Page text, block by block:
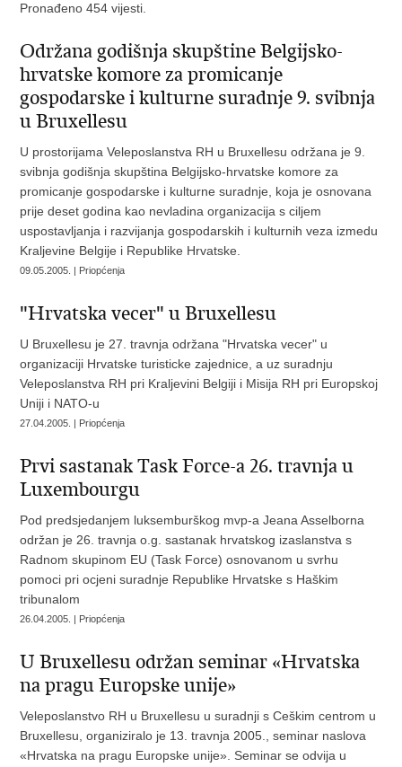
Pronađeno 454 vijesti.
Održana godišnja skupštine Belgijsko-
hrvatske komore za promicanje
gospodarske i kulturne suradnje 9. svibnja
u Bruxellesu
U prostorijama Veleposlanstva RH u Bruxellesu održana je 9.
svibnja godišnja skupština Belgijsko-hrvatske komore za
promicanje gospodarske i kulturne suradnje, koja je osnovana
prije deset godina kao nevladina organizacija s ciljem
uspostavljanja i razvijanja gospodarskih i kulturnih veza izmedu
Kraljevine Belgije i Republike Hrvatske.
09.05.2005. | Priopćenja
"Hrvatska vecer" u Bruxellesu
U Bruxellesu je 27. travnja održana "Hrvatska vecer" u
organizaciji Hrvatske turisticke zajednice, a uz suradnju
Veleposlanstva RH pri Kraljevini Belgiji i Misija RH pri Europskoj
Uniji i NATO-u
27.04.2005. | Priopćenja
Prvi sastanak Task Force-a 26. travnja u
Luxembourgu
Pod predsjedanjem luksemburškog mvp-a Jeana Asselborna
održan je 26. travnja o.g. sastanak hrvatskog izaslanstva s
Radnom skupinom EU (Task Force) osnovanom u svrhu
pomoci pri ocjeni suradnje Republike Hrvatske s Haškim
tribunalom
26.04.2005. | Priopćenja
U Bruxellesu održan seminar «Hrvatska
na pragu Europske unije»
Veleposlanstvo RH u Bruxellesu u suradnji s Ceškim centrom u
Bruxellesu, organiziralo je 13. travnja 2005., seminar naslova
«Hrvatska na pragu Europske unije». Seminar se odvija u